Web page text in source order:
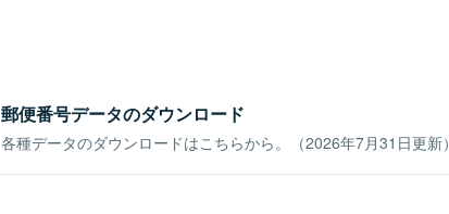
郵便番号データのダウンロード
各種データのダウンロードはこちらから。（2026年7月31日更新）